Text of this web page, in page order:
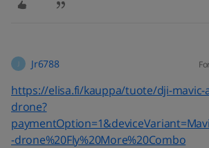
Jr6788
https://elisa.fi/kauppa/tuote/dji-mavic-
drone?
-drone%20Fly%20More%20Combo